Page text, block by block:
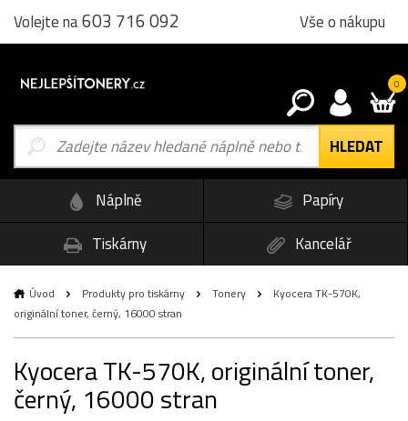
Volejte na603 716 092 Vše o nákupu
0
Náplně
Papíry
Tiskárny
Kancelář
Úvod Produkty pro tiskárny Tonery
Kyocera TK-570K,
originální toner, černý, 16000 stran
Kyocera TK-570K, originální toner,
černý, 16000 stran